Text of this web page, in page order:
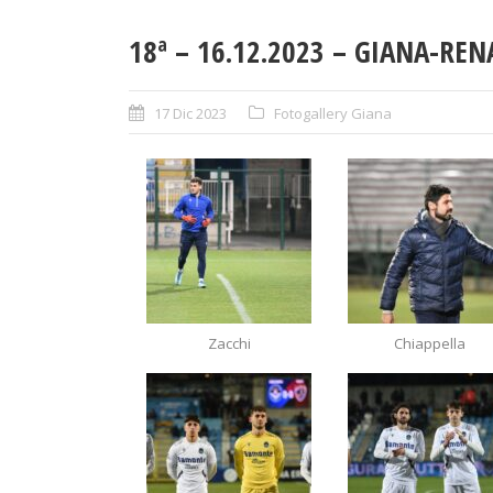
18ª – 16.12.2023 – GIANA-
17 Dic 2023 Fotogallery Giana
Zacchi Chiappella